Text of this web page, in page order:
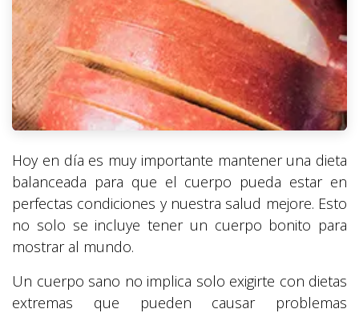
Hoy en día es muy importante mantener una dieta
balanceada para que el cuerpo pueda estar en
perfectas condiciones y nuestra salud mejore. Esto
no solo se incluye tener un cuerpo bonito para
mostrar al mundo.
Un cuerpo sano no implica solo exigirte con dietas
extremas que pueden causar problemas